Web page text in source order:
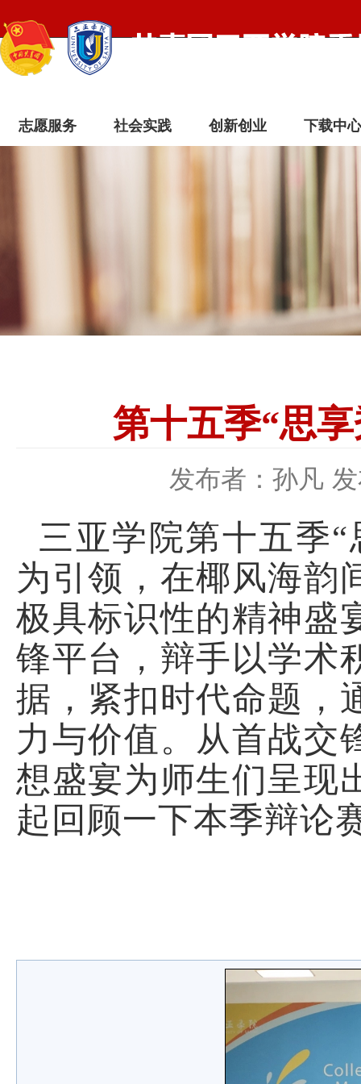
志愿服务 社会实践 创新创业 下载中心
第十五季“思
发布者：孙凡
三亚学院第十五季
为引领，在椰风海韵
极具标识性的精神盛
锋平台，辩手以学术
据，紧扣时代命题，
力与价值。从首战交
想盛宴为师生们呈现
起回顾一下本季辩论